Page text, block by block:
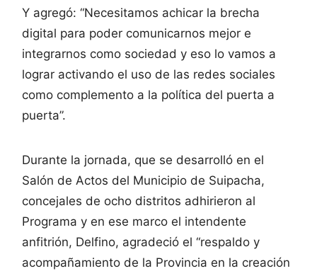
Y agregó: “Necesitamos achicar la brecha
digital para poder comunicarnos mejor e
integrarnos como sociedad y eso lo vamos a
lograr activando el uso de las redes sociales
como complemento a la política del puerta a
puerta”.
Durante la jornada, que se desarrolló en el
Salón de Actos del Municipio de Suipacha,
concejales de ocho distritos adhirieron al
Programa y en ese marco el intendente
anfitrión, Delfino, agradeció el “respaldo y
acompañamiento de la Provincia en la creación